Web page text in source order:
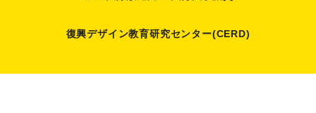
復興デザイン教育研究センター(CERD)